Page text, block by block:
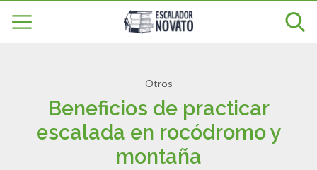
Otros
Beneficios de practicar
escalada en rocódromo y
montaña